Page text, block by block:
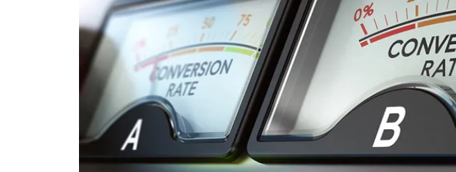
درگاه های پرداخت اینترنتی پلاگین های ارسال پیامک